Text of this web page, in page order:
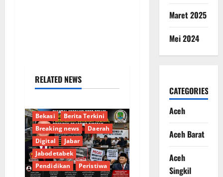
RELATED NEWS
Bekasi
Berita Terkini
Breaking news
Daerah
Digital
Jabar
Jabodetabek
Pendidikan
Peristiwa
Maret 2025
Mei 2024
CATEGORIES
Aceh
Aceh Barat
Aceh
Singkil